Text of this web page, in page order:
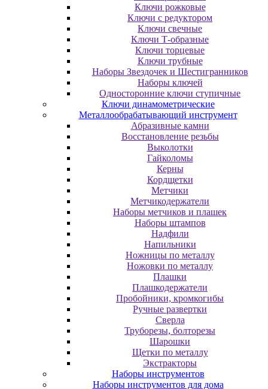
Ключи рожковые
Ключи с редуктором
Ключи свечные
Ключи Т-образные
Ключи торцевые
Ключи трубные
Наборы Звездочек и Шестигранников
Наборы ключей
Односторонние ключи ступичные
Ключи динамометрические
Металлообрабатывающий инструмент
Абразивные камни
Восстановление резьбы
Выколотки
Гайколомы
Керны
Кордщетки
Метчики
Метчикодержатели
Наборы метчиков и плашек
Наборы штампов
Надфили
Напильники
Ножницы по металлу
Ножовки по металлу
Плашки
Плашкодержатели
Пробойники, кромкогибы
Ручные развертки
Сверла
Труборезы, болторезы
Шарошки
Щетки по металлу
Экcтpaктopы
Наборы инструментов
Наборы инструментов для дома